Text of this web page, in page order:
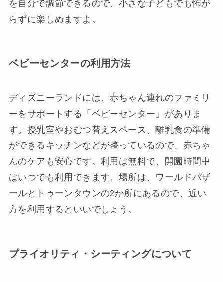
を自分で調節できるので、小さな子どもでも怖が
らずに楽しめますよ。
ベビーセンターの利用方法
ディズニーランドには、赤ちゃん連れのファミリ
ーをサポートする「ベビーセンター」がありま
す。授乳室やおむつ替えスペース、離乳食の準備
ができるキッチンなどが整っているので、赤ちゃ
んのケアも安心です。利用は無料で、開園時間中
はいつでも利用できます。場所は、ワールドバザ
ールとトゥーンタウンの2か所にあるので、近い
方を利用するといいでしょう。
プライオリティ・シーティングについて